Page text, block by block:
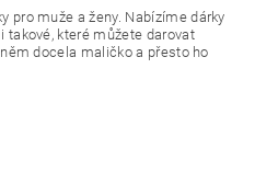
pro muže a ženy. Nabízíme dárky
takové, které můžete darovat
docela maličko a přesto ho